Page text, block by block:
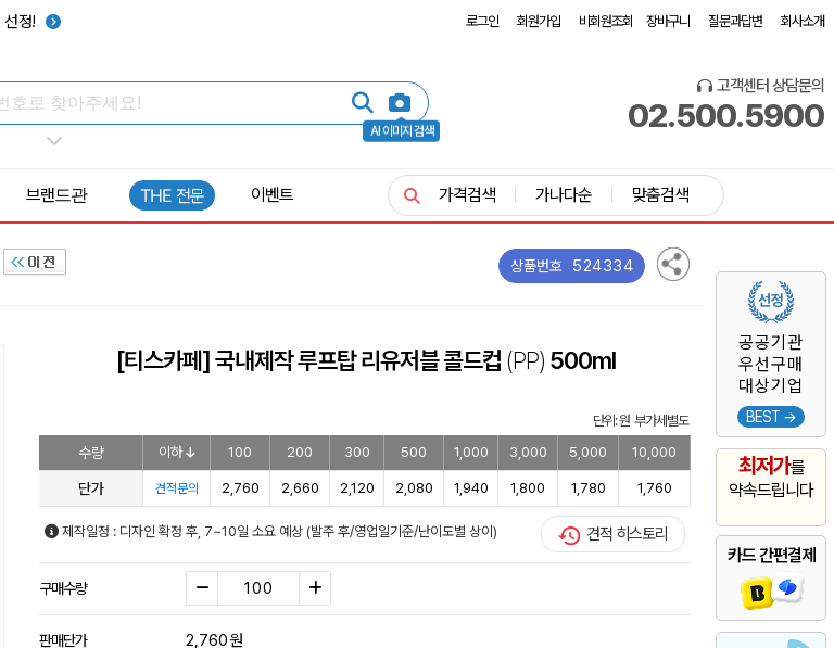
선정! 로그인 회원가입 비회원조회 장바구니 질문과답변 회사소개
AI 이미지 검색
고객센터 상담문의
02.500.5900
공공기관
우선구매
대상기업
BEST →
최저가를
약속드립니다
카드 간편결제
브랜드관 THE 전문 이벤트 가격검색 가나다순 맞춤검색
상품번호 524334
[티스카페] 국내제작 루프탑 리유저블 콜드컵 (PP) 500ml
단위: 원 부가세별도
수량 이하 100 200 300 500 1,000 3,000 5,000 10,000
단가 견적문의 2,760 2,660 2,120 2,080 1,940 1,800 1,780 1,760
제작일정 : 디자인 확정 후, 7~10일 소요 예상 (발주 후/영업일기준/난이도별 상이) 견적 히스토리
구매수량
판매단가 2,760원